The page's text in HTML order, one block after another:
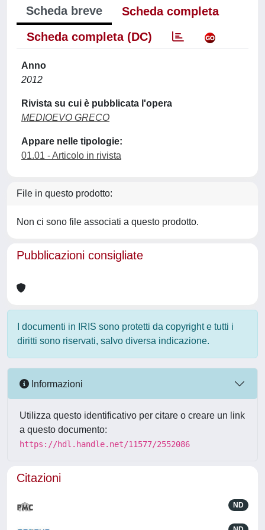
Scheda breve
Scheda completa
Scheda completa (DC)
Anno
2012
Rivista su cui è pubblicata l'opera
MEDIOEVO GRECO
Appare nelle tipologie:
01.01 - Articolo in rivista
File in questo prodotto:
Non ci sono file associati a questo prodotto.
Pubblicazioni consigliate
I documenti in IRIS sono protetti da copyright e tutti i
diritti sono riservati, salvo diversa indicazione.
Informazioni
Utilizza questo identificativo per citare o creare un link
a questo documento:
https://hdl.handle.net/11577/2552086
Citazioni
ND